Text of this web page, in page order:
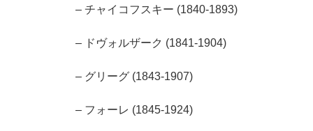
– チャイコフスキー (1840-1893)
– ドヴォルザーク (1841-1904)
– グリーグ (1843-1907)
– フォーレ (1845-1924)